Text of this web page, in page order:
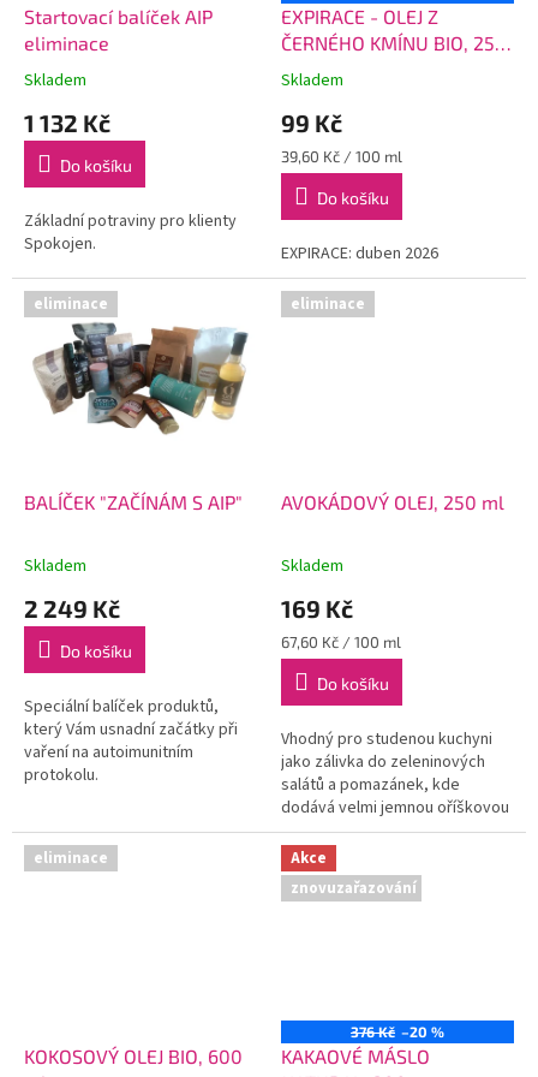
Startovací balíček AIP
eliminace
Skladem
1 132 Kč
Do košíku
Základní potraviny pro klienty
Spokojen.
EXPIRACE - OLEJ Z
ČERNÉHO KMÍNU BIO, 250
ml
Skladem
99 Kč
Měrná
cena:
39,60 Kč / 100 ml
Do košíku
EXPIRACE: duben 2026
eliminace
BALÍČEK "ZAČÍNÁM S AIP"
Skladem
2 249 Kč
Do košíku
Speciální balíček produktů,
který Vám usnadní začátky při
vaření na autoimunitním
protokolu.
eliminace
AVOKÁDOVÝ OLEJ, 250 ml
Skladem
169 Kč
Měrná
cena:
67,60 Kč / 100 ml
Do košíku
Vhodný pro studenou kuchyni
jako zálivka do zeleninových
salátů a pomazánek, kde
dodává velmi jemnou oříškovou
chuť i vůni.
eliminace
KOKOSOVÝ OLEJ BIO, 600
Akce
znovuzařazování
376 Kč –20 %
KAKAOVÉ MÁSLO